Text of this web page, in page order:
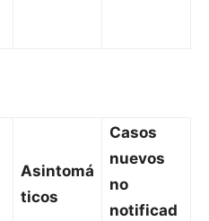
Asintomá
ticos
Casos
nuevos
no
notificad